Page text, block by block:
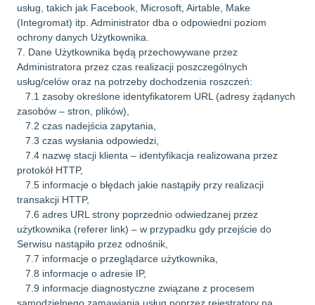
usług, takich jak Facebook, Microsoft, Airtable, Make
(Integromat) itp. Administrator dba o odpowiedni poziom
ochrony danych Użytkownika.
7. Dane Użytkownika będą przechowywane przez
Administratora przez czas realizacji poszczególnych
usług/celów oraz na potrzeby dochodzenia roszczeń:
7.1 zasoby określone identyfikatorem URL (adresy żądanych
zasobów – stron, plików),
7.2 czas nadejścia zapytania,
7.3 czas wysłania odpowiedzi,
7.4 nazwę stacji klienta – identyfikacja realizowana przez
protokół HTTP,
7.5 informacje o błędach jakie nastąpiły przy realizacji
transakcji HTTP,
7.6 adres URL strony poprzednio odwiedzanej przez
użytkownika (referer link) – w przypadku gdy przejście do
Serwisu nastąpiło przez odnośnik,
7.7 informacje o przeglądarce użytkownika,
7.8 informacje o adresie IP,
7.9 informacje diagnostyczne związane z procesem